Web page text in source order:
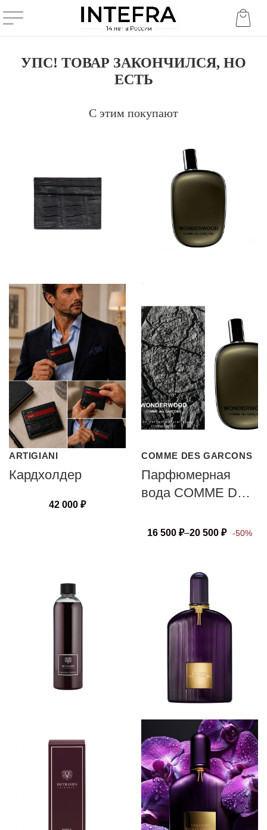
УПС! ТОВАР ЗАКОНЧИЛСЯ, НО
ЕСТЬ
С этим покупают
ARTIGIANI
Кардхолдер
42 000 ₽
COMME DES GARCONS
Парфюмерная
вода COMME DES
WONDERWOOD
16 500 ₽–20 500 ₽ -50%